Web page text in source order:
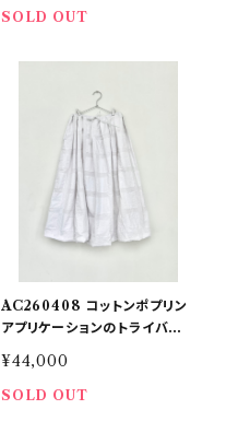
SOLD OUT
AC260408 コットンポプリン
アプリケーションのトライバルス
¥44,000
SOLD OUT